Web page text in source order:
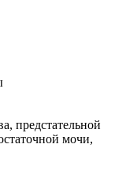
предстательной
мочи,